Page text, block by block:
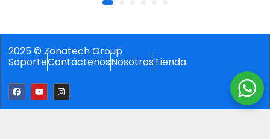
2025 © Zonatech Group
SoporteContáctenosNosotrosTienda